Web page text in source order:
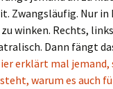
Zwangsläufig. Nur in
winken. Rechts,
Dann fängt
erklärt mal jemand,
warum es auch